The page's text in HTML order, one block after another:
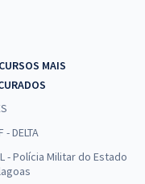
MAIS
- DELTA
- Polícia Militar do Estado